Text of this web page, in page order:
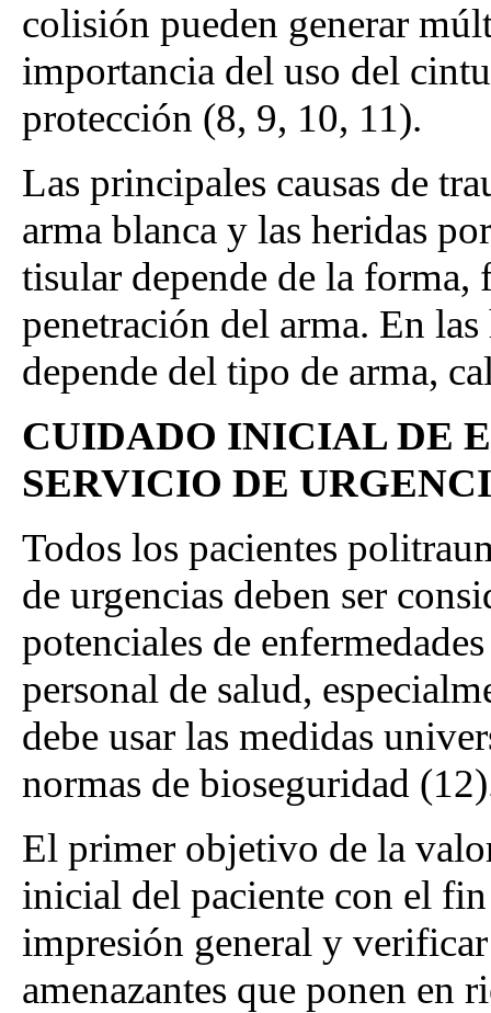
colisión pueden generar
importancia del uso del
protección (8, 9, 10, 11).
Las principales causas de
arma blanca y las heridas
tisular depende de la
penetración del arma. En
depende del tipo de arma,
CUIDADO INICIAL DE
SERVICIO DE
Todos los pacientes
de urgencias deben ser
potenciales de
personal de salud,
debe usar las medidas
normas de bioseguridad
El primer objetivo de la
inicial del paciente con el
impresión general y
amenazantes que ponen en